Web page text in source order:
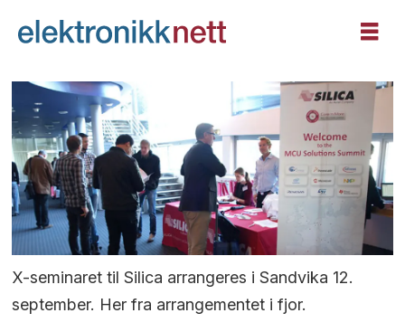
X-seminaret til Silica arrangeres i Sandvika 12.
september. Her fra arrangementet i fjor.